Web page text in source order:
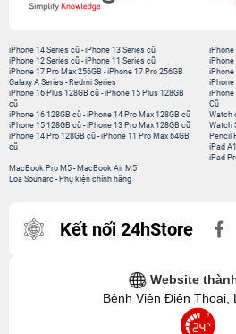
iPhone 14 Series cũ -iPhone 13 Series cũ
iPhone 12 Series cũ -iPhone 11 Series cũ
iPhone 17 Pro Max 256GB -iPhone 17 Pro 256GB
Galaxy A Series - Redmi Series
iPhone
iPhone
iPhone
iPhone
iPhone 16 Plus 128GB cũ -iPhone 15 Plus 128GB
cũ
iPhone 16 128GB cũ -iPhone 14 Pro Max 128GB cũ
iPhone 15 128GB cũ -iPhone 13 Pro Max 128GB cũ
iPhone 14 Pro 128GB cũ -iPhone 11 Pro Max 64GB
cũ
iPhone
Cũ
Watch
Watch
Pencil
iPad
iPad
MacBook Pro M5 - MacBook Air M5
Loa Sounarc - Phụ kiện chính hãng
Kết nối 24hStore
Website
Bệnh Viện Điện Thoại,